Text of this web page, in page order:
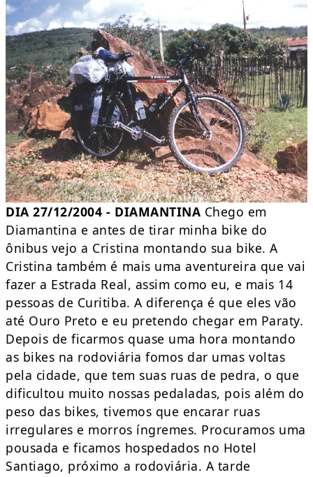
DIA 27/12/2004 - DIAMANTINA Chego em
Diamantina e antes de tirar minha bike do
ônibus vejo a Cristina montando sua bike. A
Cristina também é mais uma aventureira que vai
fazer a Estrada Real, assim como eu, e mais 14
pessoas de Curitiba. A diferença é que eles vão
até Ouro Preto e eu pretendo chegar em Paraty.
Depois de ficarmos quase uma hora montando
as bikes na rodoviária fomos dar umas voltas
pela cidade, que tem suas ruas de pedra, o que
dificultou muito nossas pedaladas, pois além do
peso das bikes, tivemos que encarar ruas
irregulares e morros íngremes. Procuramos uma
pousada e ficamos hospedados no Hotel
Santiago, próximo a rodoviária. A tarde